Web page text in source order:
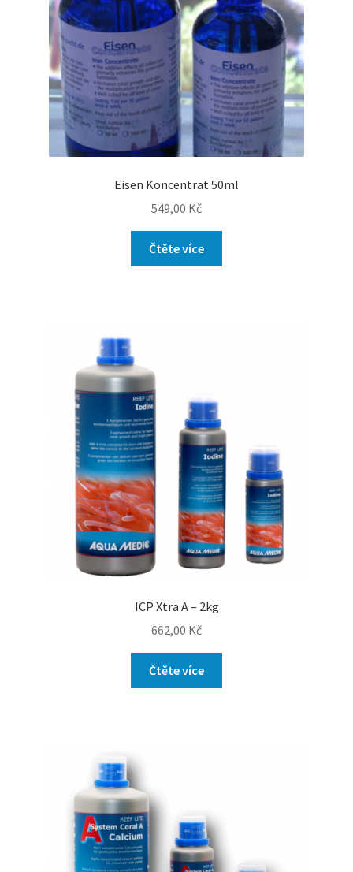
Eisen Koncentrat 50ml
549,00 Kč
Čtěte více
ICP Xtra A – 2kg
662,00 Kč
Čtěte více